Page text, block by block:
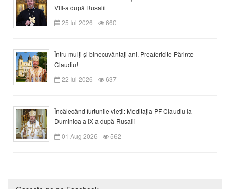
VIII-a după Rusalii
25 Iul 2026
660
Întru mulți și binecuvântați ani, Preafericite Părinte
Claudiu!
22 Iul 2026
637
Încălecând furtunile vieții: Meditația PF Claudiu la
Duminica a IX-a după Rusalii
01 Aug 2026
562